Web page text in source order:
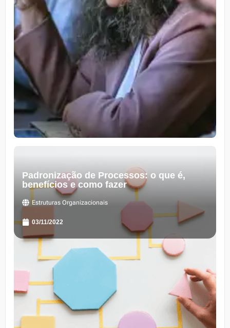
Padronização de Processos: o que é,
benefícios e como fazer
Estruturas Organizacionais
03/11/2022